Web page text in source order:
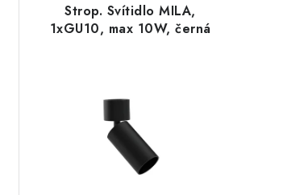
Strop. Svítidlo MILA,
1xGU10, max 10W, černá